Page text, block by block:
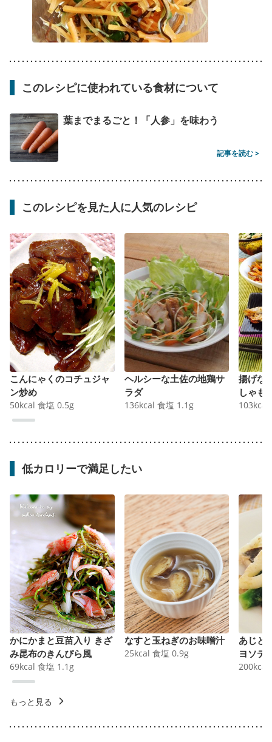
このレシピに使われている食材について
葉までまるごと！「人参」を味わう
記事を読む >
このレシピを見た人に人気のレシピ
こんにゃくのコチュジャ
ン炒め
50kcal 食塩 0.5g
ヘルシーな土佐の地鶏サ
ラダ
136kcal 食塩 1.1 g
揚げな
しゃも
103kcal
低カロリーで満足したい
かにかまと豆苗入り きざ
み昆布のきんぴら風
69kcal 食塩 1.1 g
なすと玉ねぎのお味噌汁
25kcal 食塩 0.9g
あじと
ヨソテ
200kcal
もっと見る